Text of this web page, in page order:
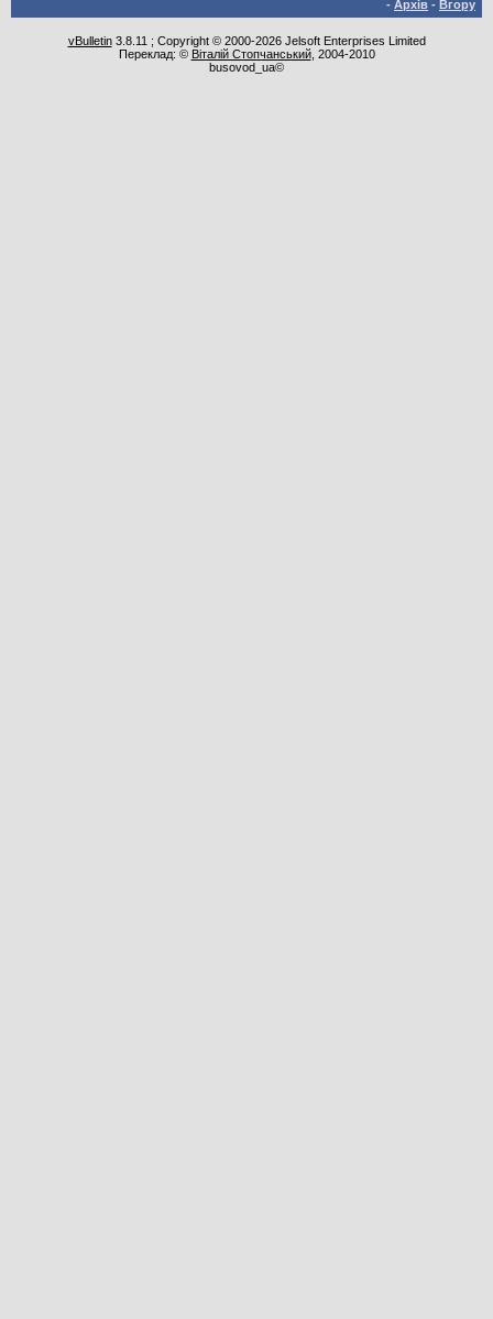
- Архів - Вгору
vBulletin3.8.11 ; Copyright © 2000-2026 Jelsoft Enterprises Limited
Переклад: © Віталій Стопчанський, 2004-2010
busovod_ua©